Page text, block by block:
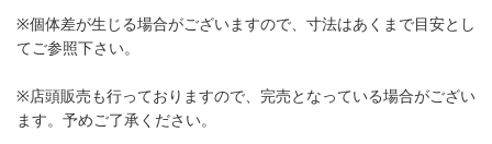
※個体差が生じる場合がございますので、寸法はあくまで目安とし
てご参照下さい。
※店頭販売も行っておりますので、完売となっている場合がござい
ます。予めご了承ください。